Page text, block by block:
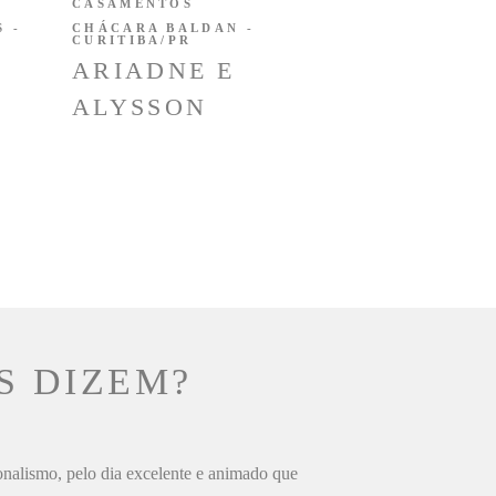
-
ARIADNE E
ALYSSON
CASAMENTOS
CHÁCARA BALDAN -
CURITIBA/PR
DIZEM?
pelo dia excelente e animado que